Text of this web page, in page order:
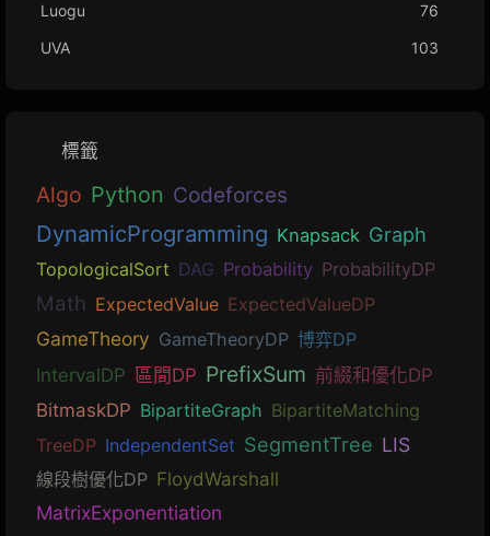
Luogu
76
UVA
103
標籤
Algo Python Codeforces
DynamicProgramming Knapsack Graph
TopologicalSort DAG Probability ProbabilityDP
Math ExpectedValue ExpectedValueDP
GameTheory GameTheoryDP 博弈DP
IntervalDP 區間DP PrefixSum 前綴和優化DP
BitmaskDP BipartiteGraph BipartiteMatching
TreeDP IndependentSet SegmentTree LIS
線段樹優化DP FloydWarshall
MatrixExponentiation